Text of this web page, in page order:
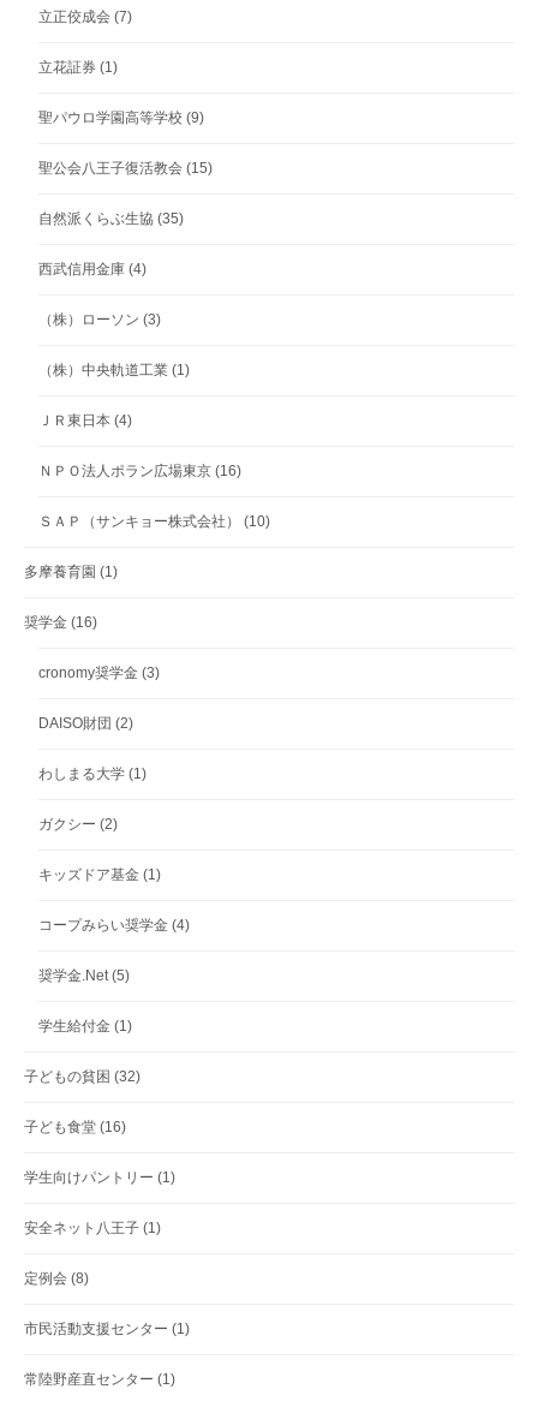
立正佼成会 (7)
立花証券 (1)
聖パウロ学園高等学校 (9)
聖公会八王子復活教会 (15)
自然派くらぶ生協 (35)
西武信用金庫 (4)
（株）ローソン (3)
（株）中央軌道工業 (1)
ＪＲ東日本 (4)
ＮＰＯ法人ポラン広場東京 (16)
ＳＡＰ（サンキョー株式会社） (10)
多摩養育園 (1)
奨学金 (16)
cronomy奨学金 (3)
DAISO財団 (2)
わしまる大学 (1)
ガクシー (2)
キッズドア基金 (1)
コープみらい奨学金 (4)
奨学金.Net (5)
学生給付金 (1)
子どもの貧困 (32)
子ども食堂 (16)
学生向けパントリー (1)
安全ネット八王子 (1)
定例会 (8)
市民活動支援センター (1)
常陸野産直センター (1)